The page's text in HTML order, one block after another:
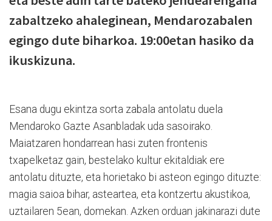
zabaltzeko ahaleginean, Mendarozabalen
egingo dute biharkoa. 19:00etan hasiko da
ikuskizuna.
Esana dugu ekintza sorta zabala antolatu duela
Mendaroko Gazte Asanbladak uda sasoirako.
Maiatzaren hondarrean hasi zuten frontenis
txapelketaz gain, bestelako kultur ekitaldiak ere
antolatu dituzte, eta horietako bi asteon egingo dituzte:
magia saioa bihar, asteartea, eta kontzertu akustikoa,
uztailaren 5ean, domekan. Azken orduan jakinarazi dute